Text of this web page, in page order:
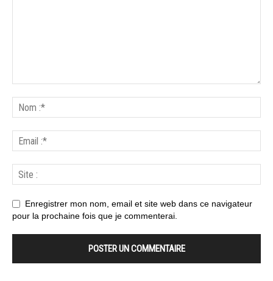
Enregistrer mon nom, email et site web dans ce navigateur
pour la prochaine fois que je commenterai.